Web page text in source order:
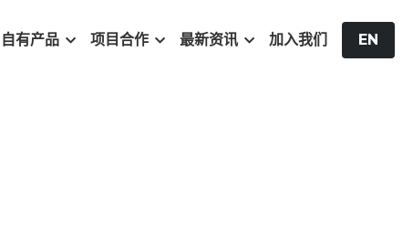
自有产品 项目合作 最新资讯 加入我们 EN